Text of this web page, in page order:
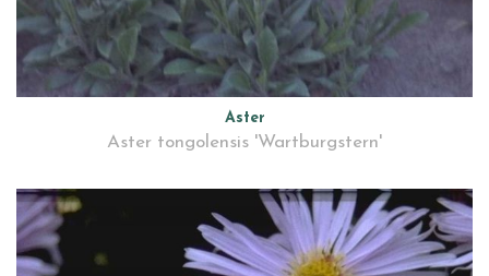
Aster
Aster tongolensis 'Wartburgstern'